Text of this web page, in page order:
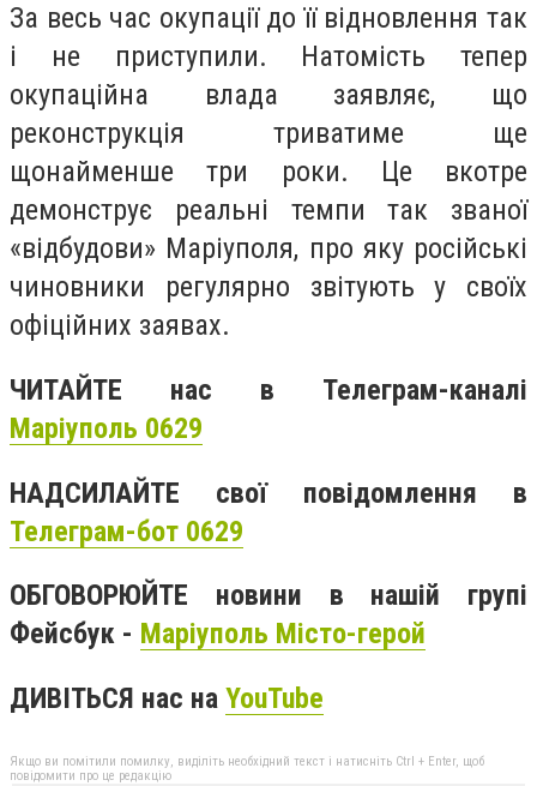
За весь час окупації до її відновлення так
і не приступили. Натомість тепер
окупаційна влада заявляє, що
реконструкція триватиме ще
щонайменше три роки. Це вкотре
демонструє реальні темпи так званої
«відбудови» Маріуполя, про яку російські
чиновники регулярно звітують у своїх
офіційних заявах.
ЧИТАЙТЕ нас в Телеграм-каналі
Маріуполь 0629
НАДСИЛАЙТЕ свої повідомлення в
Телеграм-бот 0629
ОБГОВОРЮЙТЕ новини в нашій групі
Фейсбук - Маріуполь Місто-герой
ДИВІТЬСЯ нас на YouTube
Якщо ви помітили помилку, виділіть необхідний текст і натисніть Ctrl + Enter, щоб
повідомити про це редакцію